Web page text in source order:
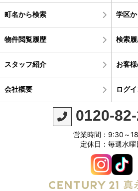
町名から検索 学区
物件閲覧履歴 検索
スタッフ紹介 お客
会社概要 ログ
0120-
営業時間：9:30～
定休日：毎週水曜